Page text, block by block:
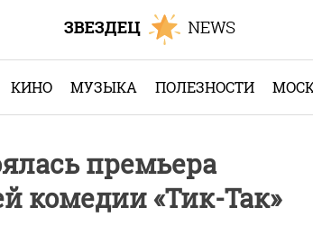
КИНО МУЗЫКА ПОЛЕЗНОСТИ
премьера
комедии «Тик-Так»